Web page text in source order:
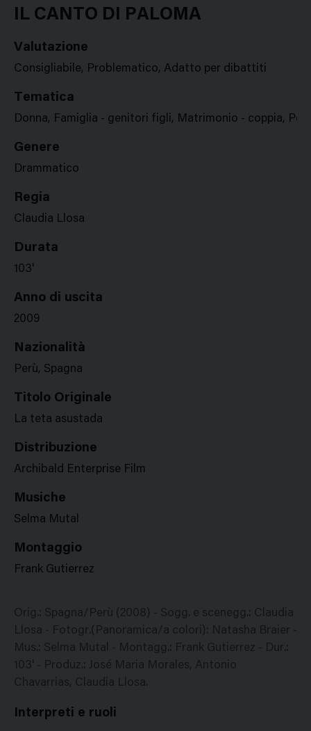
Plus
IL CANTO DI PALOMA
Valutazione
Consigliabile, Problematico, Adatto per dibattiti
Tematica
Donna, Famiglia - genitori figli, Matrimonio - coppia,
Genere
Drammatico
Regia
Claudia Llosa
Durata
103'
Anno di uscita
2009
Nazionalità
Perù, Spagna
Titolo Originale
La teta asustada
Distribuzione
Archibald Enterprise Film
Musiche
Selma Mutal
Montaggio
Frank Gutierrez
Orig.: Spagna/Perù (2008) - Sogg. e scenegg.: Claudia
Llosa - Fotogr.(Panoramica/a colori): Natasha Braier -
Mus.: Selma Mutal - Montagg.: Frank Gutierrez - Dur.:
103' - Produz.: José Maria Morales, Antonio
Chavarrias, Claudia Llosa.
Interpreti e ruoli